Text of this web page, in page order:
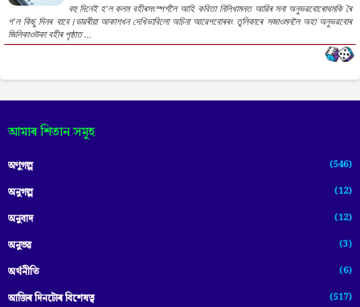
বহু দিনেই হ'ল কলম বহীৰসংস্পৰ্শলৈ আহি কবিতা নিলিখামনত আৱিৰ সনা অনুভৱবোৰোথমকি ৰৈ
গ'ল কিছু দিনৰ বাবে।ডাৱৰীয়া আকাশখন দেখিভাবিলো অচিনা আৱেগবোৰৰং তুলিকাৰে সজাওমনলৈ অহা অনুভৱবোৰ
জিলিকাওউকা বহীৰ পৃষ্ঠাত ...
আমাৰ শিতান সমূহ
অণুগল্প (546)
অনুগল্প (12)
অনুবাদ (12)
অনুভৱ (3)
অৰ্থনীতি (6)
আজিৰ দিনটোৰ বিশেষত্ব (517)